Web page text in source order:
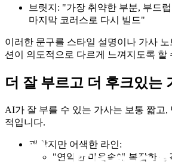
브릿지: "가장 취약한 부분, 부드
마지막 코러스로 다시 빌드"
이러한 문구를 스타일 설명이나 가사
션이 의도적으로 다르게 느껴지도록 할
더 잘 부르고 더 후크있는
AI가 잘 부를 수 있는 가사는 보통 짧고,
적입니다.
괜찮지만 어색한 라인:
"연약한 마음속에 복잡한 생